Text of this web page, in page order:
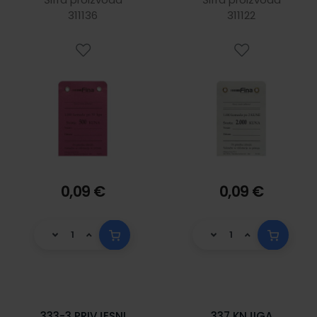
311136
0,09 €
311122
0,09 €